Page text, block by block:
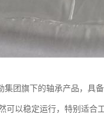
集团旗下的轴承产品，具
可以稳定运行，特别适合